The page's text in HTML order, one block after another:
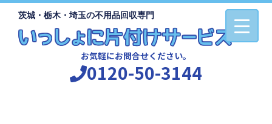
茨城・栃木・埼玉の不用品回収専門
お気軽にお問合せください。
0120-50-3144